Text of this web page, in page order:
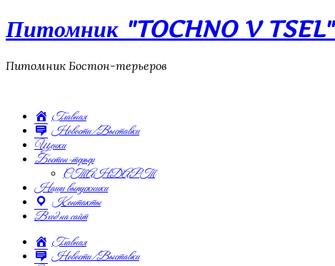
Питомник "TOCHNO V TSEL"
Питомник Бостон-терьеров
Главная
Новости/Выставки
Щенки
Бостон-терьер
СТАНДАРТ
Наши выпускники
Контакты
Вход на сайт
Главная
Новости/Выставки